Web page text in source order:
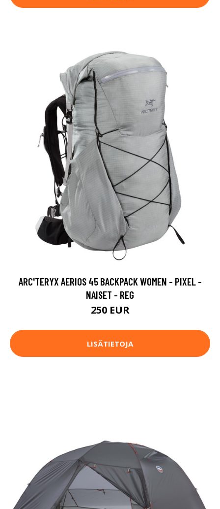
ARC'TERYX AERIOS 45 BACKPACK WOMEN - PIXEL -
NAISET - REG
250 EUR
LISÄTIETOJA